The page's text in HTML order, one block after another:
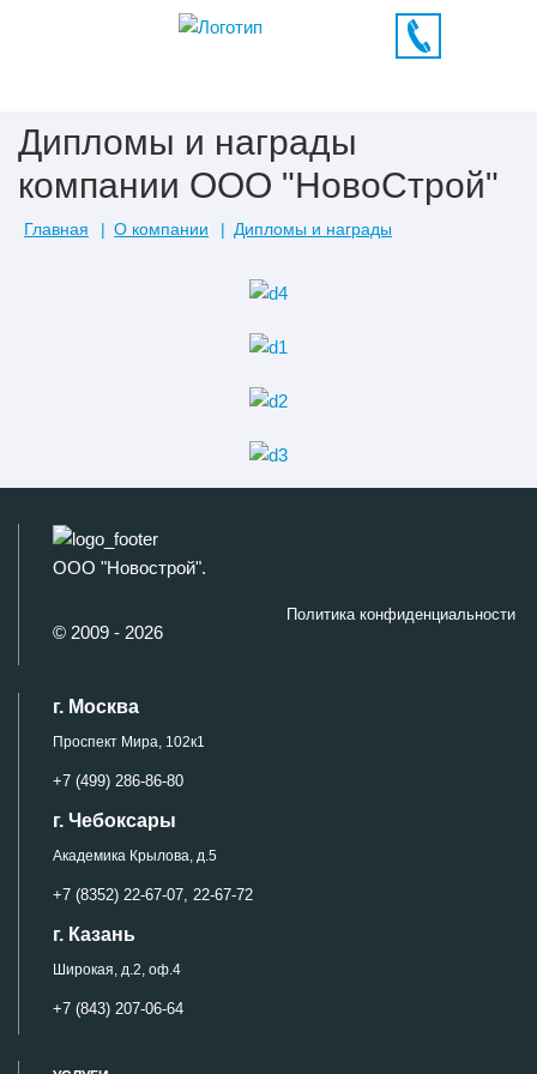
Дипломы и награды
компании ООО "НовоСтрой"
Главная О компании Дипломы и награды
ООО "Новострой".
© 2009 - 2026
Политика конфиденциальности
г. Москва
Проспект Мира, 102к1
+7 (499) 286-86-80
г. Чебоксары
Академика Крылова, д.5
+7 (8352) 22-67-07, 22-67-72
г. Казань
Широкая, д.2, оф.4
+7 (843) 207-06-64